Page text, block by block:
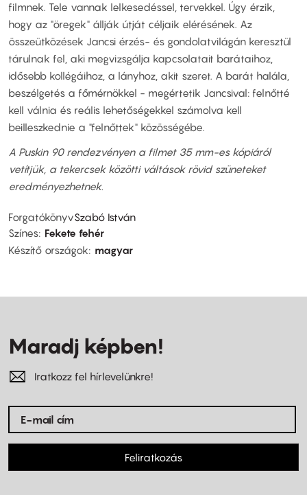
filmnek. Tele vannak lelkesedéssel, tervekkel. Úgy érzik,
hogy az "öregek" állják útját céljaik elérésének. Az
összeütközések Jancsi érzés- és gondolatvilágán keresztül
tárulnak fel, aki megvizsgálja kapcsolatait barátaihoz,
idősebb kollégáihoz, a lányhoz, akit szeret. A barát halála,
beszélgetés a főmérnökkel - megértetik Jancsival: felnőtté
kell válnia és reális lehetőségekkel számolva kell
beilleszkednie a "felnőttek" közösségébe.
A Puskin 90 rendezvényen a filmet 35 mm-es kópiáról
vetítjük, a tekercsek közötti váltások rövid szüneteket
eredményezhetnek.
ForgatókönyvSzabó István
Színes Fekete fehér
Készítő országok
magyar
Maradj képben!
Iratkozz fel hírlevelünkre!
Feliratkozás